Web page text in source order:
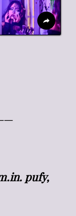
pufy,